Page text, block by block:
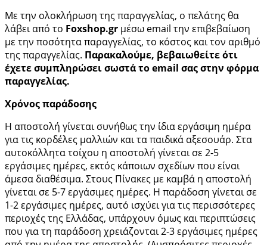
Με την ολοκλήρωση της παραγγελίας, ο πελάτης θα
λάβει από το Foxshop.gr μέσω email την επιβεβαίωση
με την ποσότητα παραγγελίας, το κόστος και τον αριθμό
της παραγγελίας. Παρακαλούμε, βεβαιωθείτε ότι
έχετε συμπληρώσει σωστά το email σας στην φόρμα
παραγγελίας.
Χρόνος παράδοσης
Η αποστολή γίνεται συνήθως την ίδια εργάσιμη ημέρα
για τις κορδέλες μαλλιών και τα παιδικά αξεσουάρ. Στα
αυτοκόλλητα τοίχου η αποστολή γίνεται σε 2-5
εργάσιμες ημέρες, εκτός κάποιων σχεδίων που είναι
άμεσα διαθέσιμα. Στους Πίνακες με καμβά η αποστολή
γίνεται σε 5-7 εργάσιμες ημέρες. Η παράδοση γίνεται σε
1-2 εργάσιμες ημέρες, αυτό ισχύει για τις περισσότερες
περιοχές της Ελλάδας, υπάρχουν όμως και περιπτώσεις
που για τη παράδοση χρειάζονται 2-3 εργάσιμες ημέρες